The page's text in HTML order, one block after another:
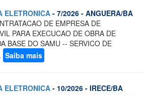
ELETRONICA- 7/2026 - ANGUERA/BA
DE EMPRESA DE
PARA EXECUCAO DE OBRA DE
BASE DO SAMU -- SERVICO DE
Saiba mais
ELETRONICA- 10/2026 - IRECE/BA